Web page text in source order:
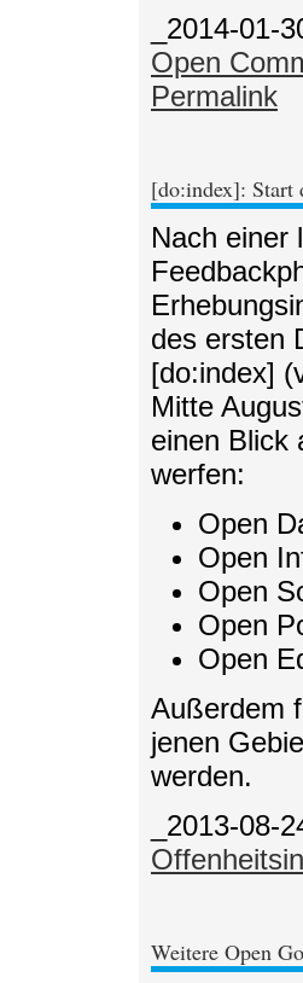
_2014-01-
Open
Permalink
[do:index]: Start
Nach einer
des ersten
[do:index]
Mitte
einen Blick
werfen:
Open
Open
Open
Open
Open
Außerdem
jenen
werden.
_2013-08-
Weitere Open